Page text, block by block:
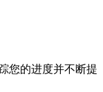
您的进度并不断提